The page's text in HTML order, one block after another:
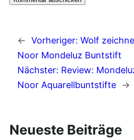
← Vorheriger: Wolf
Noor Mondeluz Buntstift
Nächster: Review:
Noor Aquarellbuntstifte
→
Neueste Beiträge